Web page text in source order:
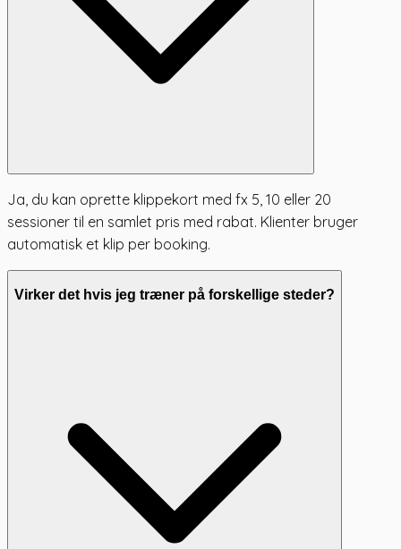
Ja, du kan oprette klippekort med fx 5, 10 eller 20
sessioner til en samlet pris med rabat. Klienter bruger
automatisk et klip per booking.
Virker det hvis jeg træner på forskellige steder?